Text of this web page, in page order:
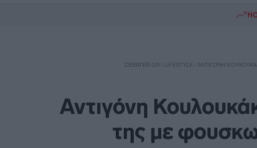
DEBATER.GR / LIFESTYLE / ΑΝΤΙΓΌΝΗ
Αντιγόνη
της με